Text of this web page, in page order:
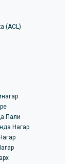
(ACL)
Пали
Нагар